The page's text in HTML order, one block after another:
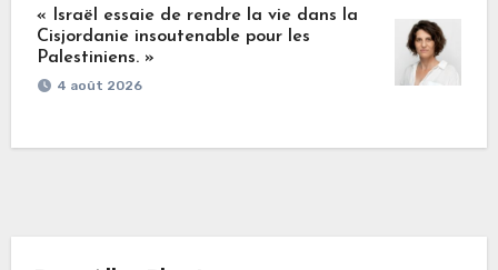
« Israël essaie de rendre la vie dans la
Cisjordanie insoutenable pour les
Palestiniens. »
4 août 2026